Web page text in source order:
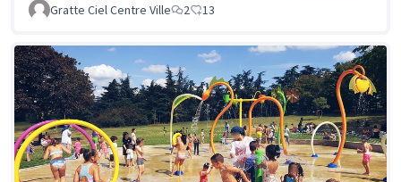
Gratte Ciel Centre Ville 2 13